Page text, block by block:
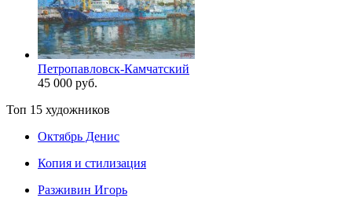
Петропавловск-Камчатский
45 000 руб.
Топ 15 художников
Октябрь Денис
Копия и стилизация
Разживин Игорь